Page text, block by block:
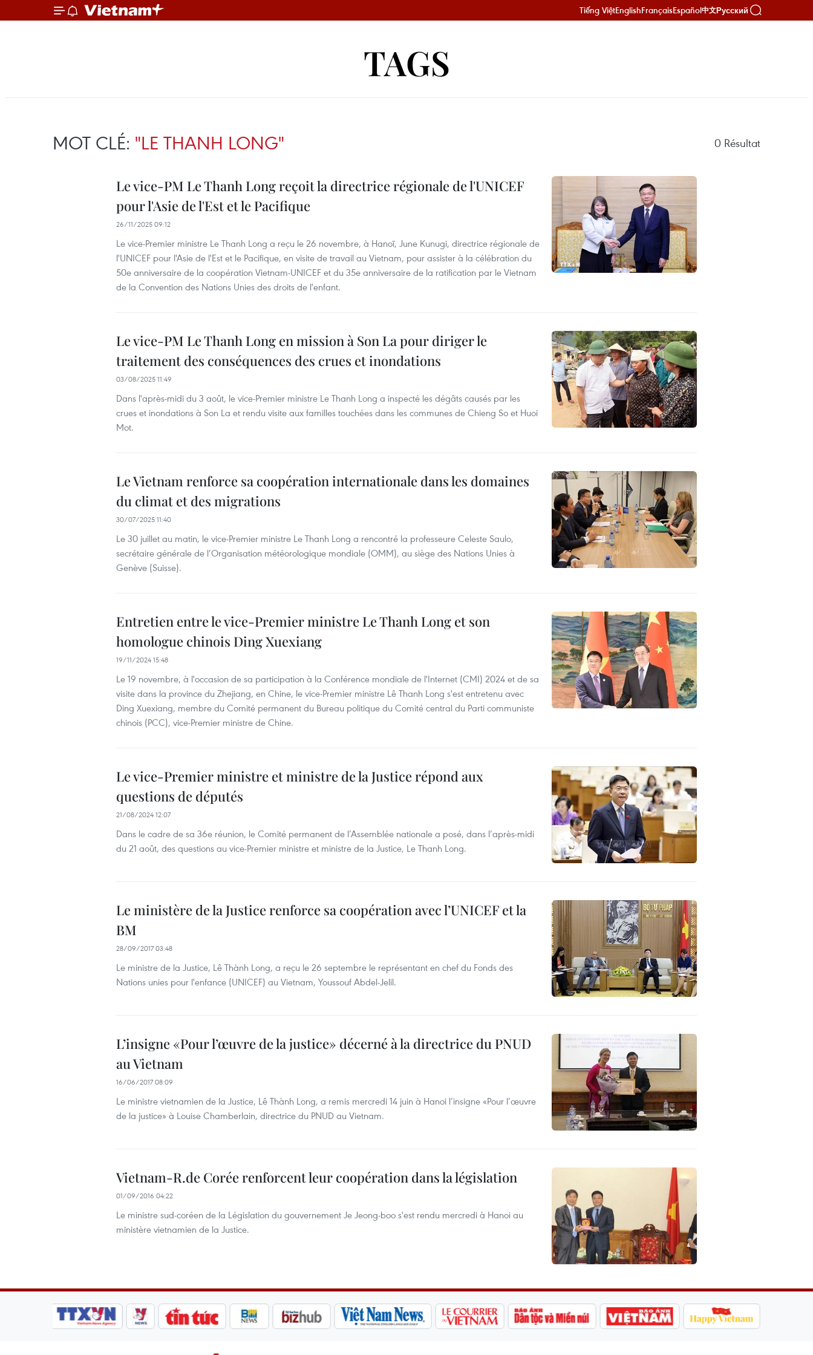
Tiếng ViệtEnglishFrançaisEspañol中文Русский
TAGS
MOT CLÉ: "LE THANH LONG" 0 Résultat
Le vice-PM Le Thanh Long reçoit la directrice régionale de l'UNICEF
pour l'Asie de l'Est et le Pacifique
26/11/2025 09:12
Le vice-Premier ministre Le Thanh Long a reçu le 26 novembre, à Hanoï, June Kunugi, directrice régionale de
l'UNICEF pour l'Asie de l'Est et le Pacifique, en visite de travail au Vietnam, pour assister à la célébration du
50e anniversaire de la coopération Vietnam-UNICEF et du 35e anniversaire de la ratification par le Vietnam
de la Convention des Nations Unies des droits de l'enfant.
Le vice-PM Le Thanh Long en mission à Son La pour diriger le
traitement des conséquences des crues et inondations
03/08/2025 11:49
Dans l'après-midi du 3 août, le vice-Premier ministre Le Thanh Long a inspecté les dégâts causés par les
crues et inondations à Son La et rendu visite aux familles touchées dans les communes de Chieng So et Huoi
Mot.
Le Vietnam renforce sa coopération internationale dans les domaines
du climat et des migrations
30/07/2025 11:40
Le 30 juillet au matin, le vice-Premier ministre Le Thanh Long a rencontré la professeure Celeste Saulo,
secrétaire générale de l’Organisation météorologique mondiale (OMM), au siège des Nations Unies à
Genève (Suisse).
Entretien entre le vice-Premier ministre Le Thanh Long et son
homologue chinois Ding Xuexiang
19/11/2024 15:48
Le 19 novembre, à l'occasion de sa participation à la Conférence mondiale de l'Internet (CMI) 2024 et de sa
visite dans la province du Zhejiang, en Chine, le vice-Premier ministre Lê Thanh Long s'est entretenu avec
Ding Xuexiang, membre du Comité permanent du Bureau politique du Comité central du Parti communiste
chinois (PCC), vice-Premier ministre de Chine.
Le vice-Premier ministre et ministre de la Justice répond aux
questions de députés
21/08/2024 12:07
Dans le cadre de sa 36e réunion, le Comité permanent de l’Assemblée nationale a posé, dans l’après-midi
du 21 août, des questions au vice-Premier ministre et ministre de la Justice, Le Thanh Long.
Le ministère de la Justice renforce sa coopération avec l’UNICEF et la
BM
28/09/2017 03:48
Le ministre de la Justice, Lê Thành Long, a reçu le 26 septembre le représentant en chef du Fonds des
Nations unies pour l'enfance (UNICEF) au Vietnam, Youssouf Abdel-Jelil.
L’insigne «Pour l’œuvre de la justice» décerné à la directrice du PNUD
au Vietnam
16/06/2017 08:09
Le ministre vietnamien de la Justice, Lê Thành Long, a remis mercredi 14 juin à Hanoi l’insigne «Pour l’œuvre
de la justice» à Louise Chamberlain, directrice du PNUD au Vietnam.
Vietnam-R.de Corée renforcent leur coopération dans la législation
01/09/2016 04:22
Le ministre sud-coréen de la Législation du gouvernement Je Jeong-boo s'est rendu mercredi à Hanoi au
ministère vietnamien de la Justice.